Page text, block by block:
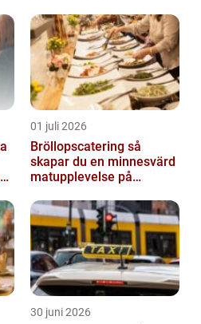
01 juli 2026
Bröllopscatering så
skapar du en minnesvärd
matupplevelse på
30 juni 2026